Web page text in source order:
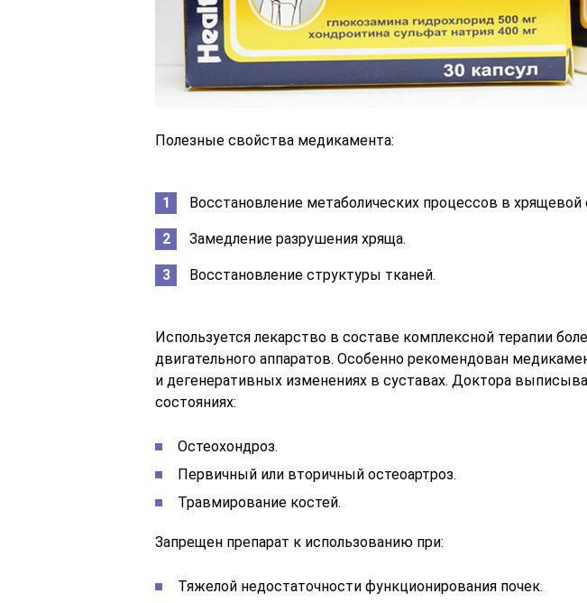
Полезные свойства медикамента:
Восстановление метаболических процессов в хрящевой
Замедление разрушения хряща.
Восстановление структуры тканей.
Используется лекарство в составе комплексной терапии
двигательного аппаратов. Особенно рекомендован
и дегенеративных изменениях в суставах. Доктора
состояниях:
Остеохондроз.
Первичный или вторичный остеоартроз.
Травмирование костей.
Запрещен препарат к использованию при:
Тяжелой недостаточности функционирования почек.